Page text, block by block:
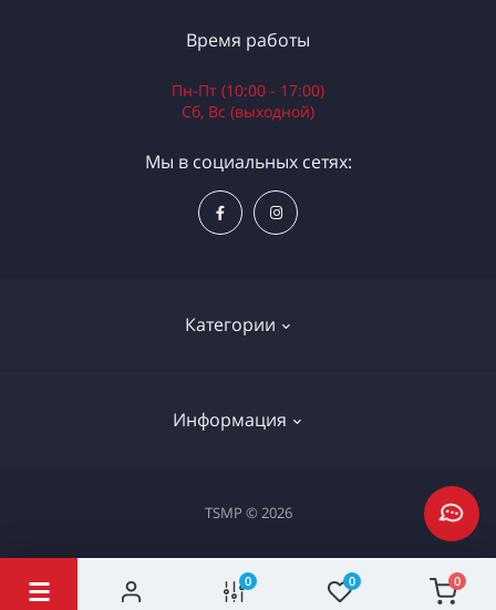
0 0 0
Категории
Электроинструменты
Информация
Доставка и оплата
Политика конфиденциальности
Время работы
Пн-Пт (10:00 - 17:00)
Сб, Вс (выходной)
Мы в социальных сетях:
TSMP © 2026